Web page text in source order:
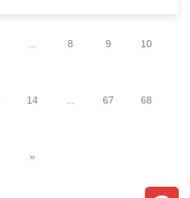
8 9 10
14 67 68
»